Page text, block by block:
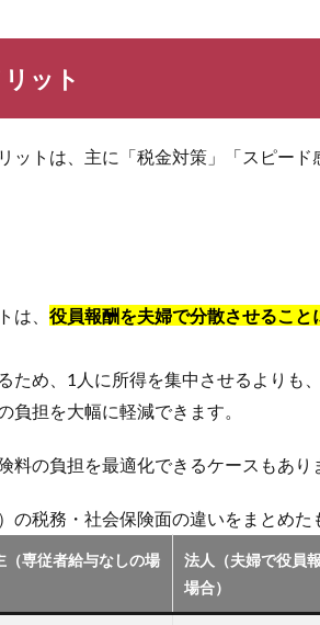
ット
ットは、主に「税金対策」「スピード
は、 役員報酬を夫婦で分散させること
ため、1人に所得を集中させるよりも
担を大幅に軽減できます。
の負担を最適化できるケースもあり
税務・社会保険面の違いをまとめた
（専従者給与なしの場
法人（夫婦で役員
場合）